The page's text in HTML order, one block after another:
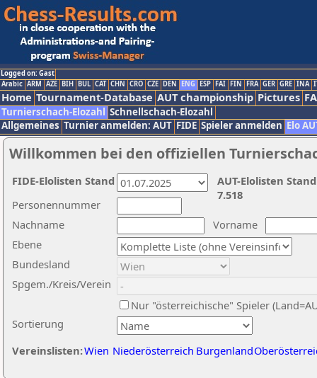
Logged on: Gast
Arabic ARM AZE BIH BUL CAT CHN CRO CZE DEN ENG ESP FAI FIN FRA GER GRE INA
Home Tournament-Database AUT championship Pictures
Turnierschach-Elozahl Schnellschach-Elozahl
Allgemeines Turnier anmelden: AUT FIDE Spieler anmelden Elo
Willkommen bei den offiziellen
Nachname
Vorname
Ebene
Sortierung
Personennummer
Bundesland
Spgem./Kreis/Verein
Nur "österreichische" Spieler
Vereinslisten:Wien Niederösterreich Burgenland
AUT-Elolisten
7.518
FIDE-Elolisten Stand